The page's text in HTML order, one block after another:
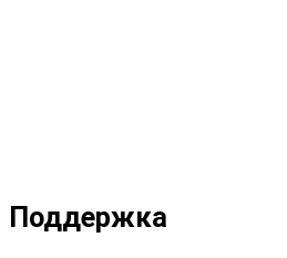
Поддержка